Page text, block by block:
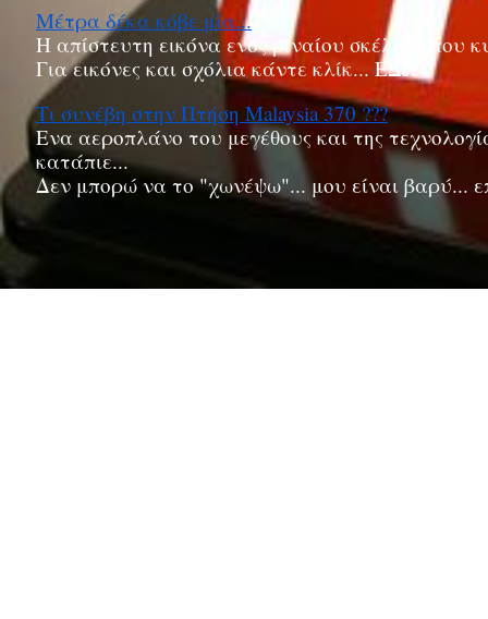
Μέτρα δέκα κόβε μία...
Η απίστευτη εικόνα ενός ριναίου σκέλους που
Για εικόνες και σχόλια κάντε κλίκ...ΕΔΩ
Τι συνέβη στην Πτήση Malaysia 370 ???
Ενα αεροπλάνο του μεγέθους και της
κατάπιε...
Δεν μπορώ να το "χωνέψω"... μου είναι βαρύ...